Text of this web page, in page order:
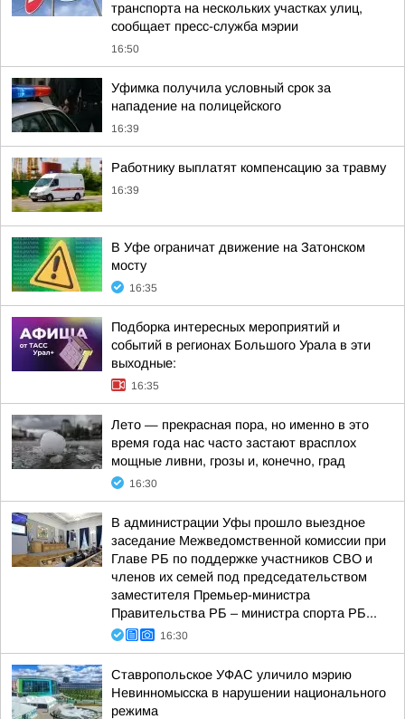
транспорта на нескольких участках улиц,
сообщает пресс-служба мэрии
16:50
Уфимка получила условный срок за
нападение на полицейского
16:39
Работнику выплатят компенсацию за травму
16:39
В Уфе ограничат движение на Затонском
мосту
16:35
Подборка интересных мероприятий и
событий в регионах Большого Урала в эти
выходные:
16:35
Лето — прекрасная пора, но именно в это
время года нас часто застают врасплох
мощные ливни, грозы и, конечно, град
16:30
В администрации Уфы прошло выездное
заседание Межведомственной комиссии при
Главе РБ по поддержке участников СВО и
членов их семей под председательством
заместителя Премьер-министра
Правительства РБ – министра спорта РБ...
16:30
Ставропольское УФАС уличило мэрию
Невинномысска в нарушении национального
режима